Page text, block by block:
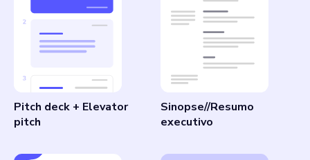
Pitch deck + Elevator
pitch
Sinopse//Resumo
executivo